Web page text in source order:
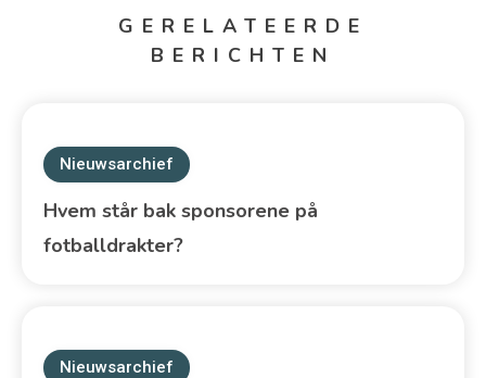
GERELATEERDE
BERICHTEN
Nieuwsarchief
Hvem står bak sponsorene på
fotballdrakter?
Nieuwsarchief